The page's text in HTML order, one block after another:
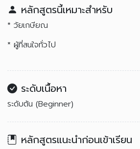
หลักสูตรนี้เหมาะสำหรับ
* วัยเกษียณ
* ผู้ที่สนใจทั่วไป
ระดับเนื้อหา
ระดับต้น (Beginner)
หลักสูตรแนะนำก่อนเข้าเรียน